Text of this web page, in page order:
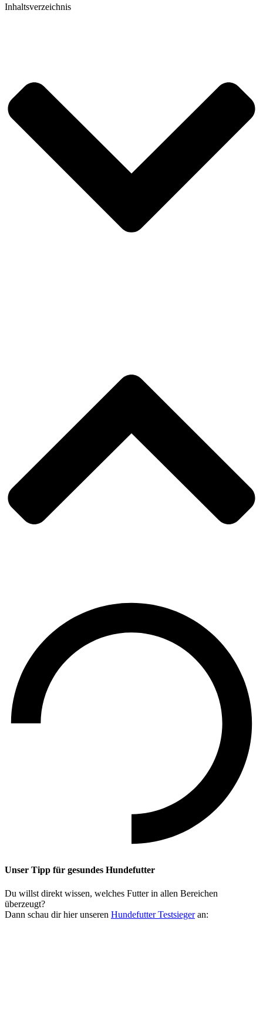
Inhaltsverzeichnis​
Unser Tipp für gesundes Hundefutter
Du willst direkt wissen, welches Futter in allen Bereichen
überzeugt?
Dann schau dir hier unseren Hundefutter Testsiegeran: